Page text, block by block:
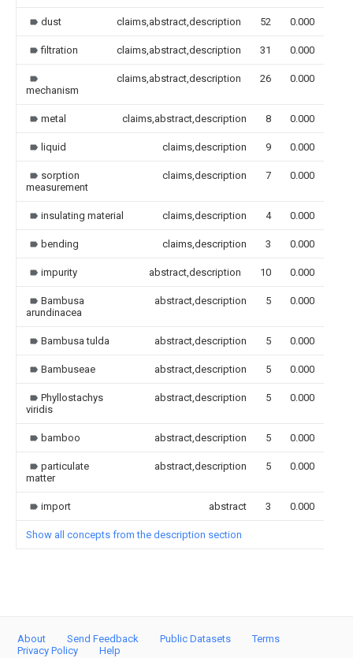
dust claims,abstract,description 52 0.000
filtration claims,abstract,description 31 0.000
mechanism
claims,abstract,description 26 0.000
metal claims,abstract,description 8 0.000
liquid claims,description 9 0.000
sorption
measurement
claims,description 7 0.000
insulating material claims,description 4 0.000
bending claims,description 3 0.000
impurity abstract,description 10 0.000
Bambusa
arundinacea
abstract,description 5 0.000
Bambusa tulda abstract,description 5 0.000
Bambuseae abstract,description 5 0.000
Phyllostachys
viridis
abstract,description 5 0.000
bamboo abstract,description 5 0.000
particulate
matter
abstract,description 5 0.000
import abstract 3 0.000
Show all concepts from the description section
About Send Feedback Public Datasets
Terms
Privacy Policy
Help